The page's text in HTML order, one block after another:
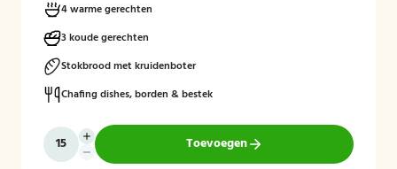
4 warme gerechten
3 koude gerechten
Stokbrood met kruidenboter
Chafing dishes, borden & bestek
Toevoegen